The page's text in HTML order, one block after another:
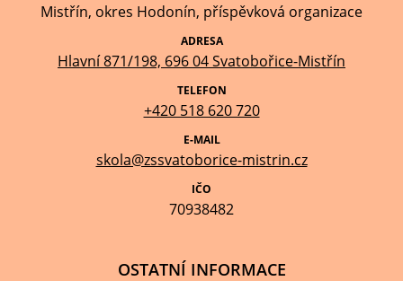
Mistřín, okres Hodonín, příspěvková organizace
ADRESA
Hlavní 871/198, 696 04 Svatobořice-Mistřín
TELEFON
+420 518 620 720
E-MAIL
skola@zssvatoborice-mistrin.cz
IČO
70938482
OSTATNÍ INFORMACE